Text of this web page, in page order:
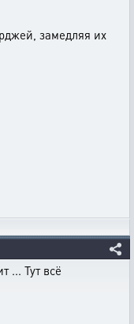
замедляя их
... Тут всё